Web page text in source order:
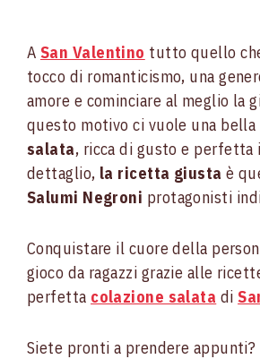
A San Valentino tutto quello
tocco di romanticismo, una
amore e cominciare al meglio la
questo motivo ci vuole una bella
salata, ricca di gusto e perfetta
dettaglio, la ricetta giusta è
Salumi Negroni protagonisti
Conquistare il cuore della
gioco da ragazzi grazie alle
perfetta colazione salata di
Siete pronti a prendere appunti?